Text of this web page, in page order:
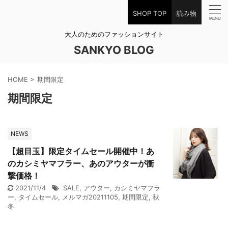
SHOP TOP 読み物
大人のためのファッションサイト
SANKYO BLOG
HOME > 期間限定
期間限定
NEWS
【超目玉】限定タイムセール開催中！あ
のカシミヤマフラー、あのアウターが衝
撃価格！
2021/11/4 SALE, アウター, カシミヤマフラ
ー, タイムセール, メルマガ20211105, 期間限定, 秋
冬